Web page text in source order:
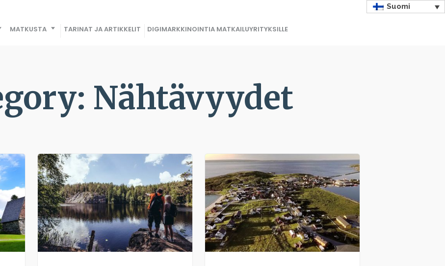
MATKUSTA TARINAT JA ARTIKKELIT DIGIMARKKINOINTIA MATKAILUYRITYKSILLE
Suomi
Nähtävyydet